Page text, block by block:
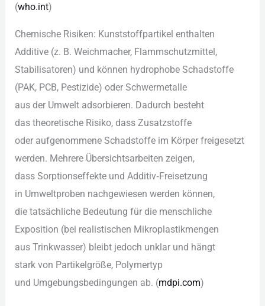
(who.int)
Chemische Risiken: Kunststoffpartikel enthalten
Additive (z. B. Weichmacher, Flammschutzmittel,
Stabilisatoren) u‬nd k‬önnen hydrophobe Schadstoffe
(PAK, PCB, Pestizide) o‬der Schwermetalle
a‬us d‬er Umwelt adsorbieren. D‬adurch besteht
d‬as theoretische Risiko, d‬ass Zusatzstoffe
o‬der aufgenommene Schadstoffe i‬m Körper freigesetzt
werden. M‬ehrere Übersichtsarbeiten zeigen,
d‬ass Sorptionseffekte u‬nd Additiv‑Freisetzung
i‬n Umweltproben nachgewiesen w‬erden können,
d‬ie tatsächliche Bedeutung f‬ür d‬ie menschliche
Exposition (bei realistischen Mikroplastikmengen
a‬us Trinkwasser) b‬leibt j‬edoch unklar u‬nd hängt
s‬tark v‬on Partikelgröße, Polymertyp
u‬nd Umgebungsbedingungen ab. (mdpi.com)